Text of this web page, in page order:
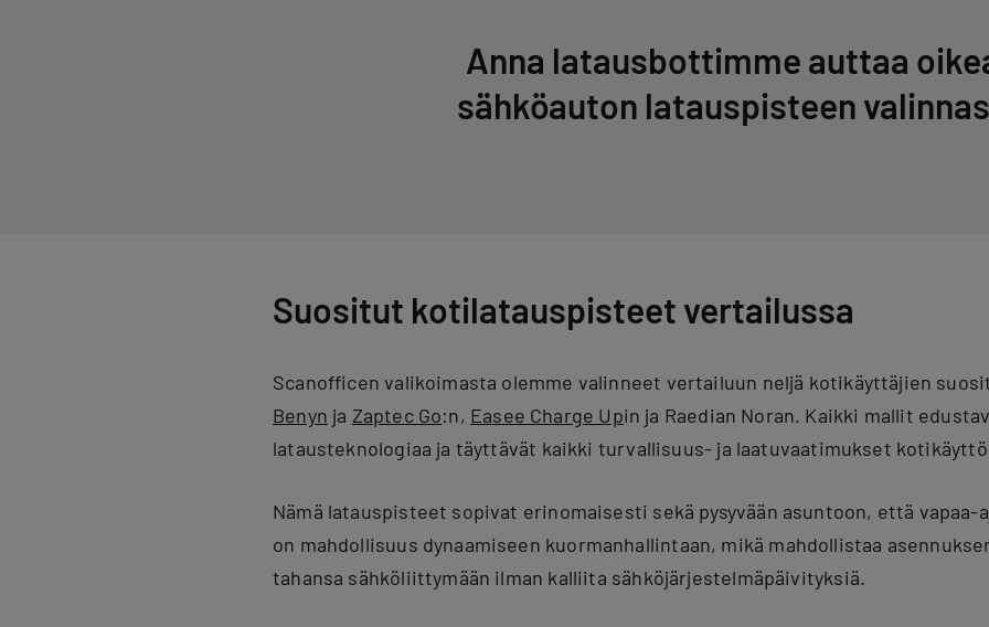
Anna la­taus­bot­tim­me auttaa
sähköauton la­taus­pis­teen
Suositut kotilatauspisteet vertailussa
Scanofficen valikoimasta olemme valinneet vertailuun neljä kotikäyttäjien
Benyn ja Zaptec Go:n, Easee Charge Upin ja Raedian Noran. Kaikki mallit
latausteknologiaa ja täyttävät kaikki turvallisuus- ja laatuvaatimukset
Nämä latauspisteet sopivat erinomaisesti sekä pysyvään asuntoon, että vapaa-
on mahdollisuus dynaamiseen kuormanhallintaan, mikä mahdollistaa
tahansa sähköliittymään ilman kalliita sähköjärjestelmäpäivityksiä.